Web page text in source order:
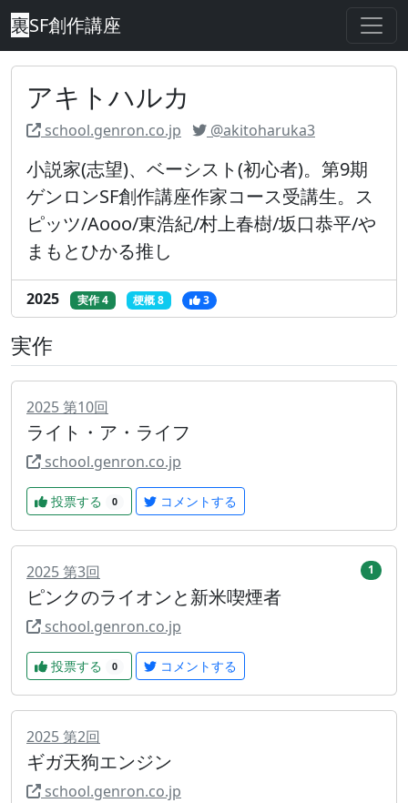
裏SF創作講座
アキトハルカ
school.genron.co.jp @akitoharuka3
小説家(志望)、ベーシスト(初心者)。第9期
ゲンロンSF創作講座作家コース受講生。ス
ピッツ/Aooo/東浩紀/村上春樹/坂口恭平/や
まもとひかる推し
2025 実作 4 梗概 8 3
実作
2025第10回
ライト・ア・ライフ
school.genron.co.jp
投票する 0 コメントする
2025第3回 1
ピンクのライオンと新米喫煙者
school.genron.co.jp
投票する 0 コメントする
2025第2回
ギガ天狗エンジン
school.genron.co.jp